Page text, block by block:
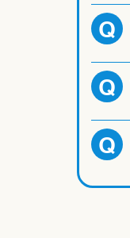
Q
Q
Q